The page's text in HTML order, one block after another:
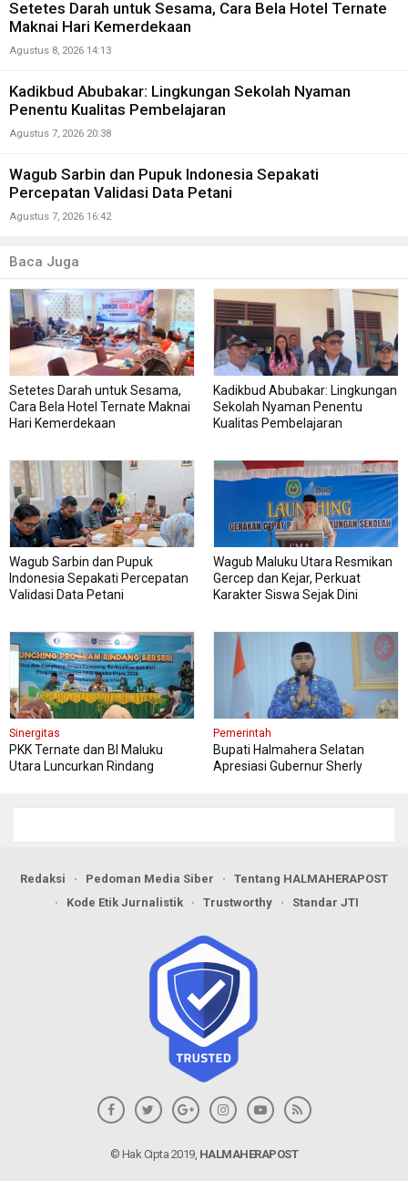
Setetes Darah untuk Sesama, Cara Bela Hotel Ternate
Maknai Hari Kemerdekaan
Agustus 8, 2026 14:13
Kadikbud Abubakar: Lingkungan Sekolah Nyaman
Penentu Kualitas Pembelajaran
Agustus 7, 2026 20:38
Wagub Sarbin dan Pupuk Indonesia Sepakati
Percepatan Validasi Data Petani
Agustus 7, 2026 16:42
Baca Juga
Setetes Darah untuk Sesama,
Cara Bela Hotel Ternate Maknai
Hari Kemerdekaan
Kadikbud Abubakar: Lingkungan
Sekolah Nyaman Penentu
Kualitas Pembelajaran
Wagub Sarbin dan Pupuk
Indonesia Sepakati Percepatan
Validasi Data Petani
Wagub Maluku Utara Resmikan
Gercep dan Kejar, Perkuat
Karakter Siswa Sejak Dini
Sinergitas
PKK Ternate dan BI Maluku
Utara Luncurkan Rindang
Pemerintah
Bupati Halmahera Selatan
Apresiasi Gubernur Sherly
Redaksi Pedoman Media Siber
Tentang HALMAHERAPOST
Kode Etik Jurnalistik
Trustworthy Standar JTI
© Hak Cipta 2019, HALMAHERAPOST